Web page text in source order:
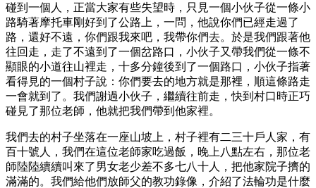
碰到一個人，正當大家有些失望時，只見一個小伙子從一條小
路騎著摩托車剛好到了公路上，一問，他說你們已經走過了
路，還好不遠，你們跟我來吧，我帶你們去。於是我們跟著他
往回走，走了不遠到了一個岔路口，小伙子又帶我們從一條不
顯眼的小道往山裡走，十多分鐘後到了一個路口，小伙子指著
看得見的一個村子說：你們要去的地方就是那裡，順這條路走
一會就到了。我們謝過小伙子，繼續往前走，快到村口時正巧
碰見了那位老師，他就把我們帶到他家裡。
我們去的村子坐落在一座山坡上，村子裡有二三十戶人家，有
百十號人，我們在這位老師家吃過飯，晚上八點左右，那位老
師陸陸續續叫來了男女老少差不多七八十人，把他家院子擠的
滿滿的。我們給他們放師父的教功錄像，介紹了法輪功是什麼